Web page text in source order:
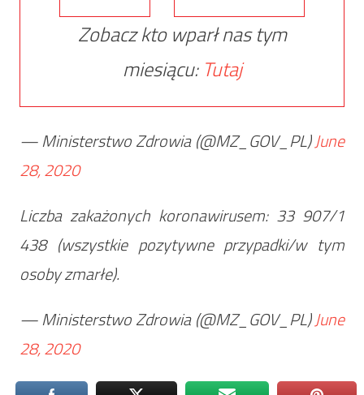
Zobacz kto wparł nas tym
miesiącu: Tutaj
— Ministerstwo Zdrowia (@MZ_GOV_PL)June
28, 2020
Liczba zakażonych koronawirusem: 33 907/1
438 (wszystkie pozytywne przypadki/w tym
osoby zmarłe).
— Ministerstwo Zdrowia (@MZ_GOV_PL)June
28, 2020